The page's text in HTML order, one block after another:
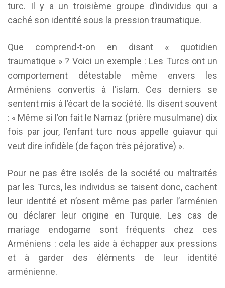
turc. Il y a un troisième groupe d’individus qui a
caché son identité sous la pression traumatique.
Que comprend-t-on en disant « quotidien
traumatique » ? Voici un exemple : Les Turcs ont un
comportement détestable même envers les
Arméniens convertis à l’islam. Ces derniers se
sentent mis à l’écart de la société. Ils disent souvent
: « Même si l’on fait le Namaz (prière musulmane) dix
fois par jour, l’enfant turc nous appelle guiavur qui
veut dire infidèle (de façon très péjorative) ».
Pour ne pas être isolés de la société ou maltraités
par les Turcs, les individus se taisent donc, cachent
leur identité et n’osent même pas parler l’arménien
ou déclarer leur origine en Turquie. Les cas de
mariage endogame sont fréquents chez ces
Arméniens : cela les aide à échapper aux pressions
et à garder des éléments de leur identité
arménienne.